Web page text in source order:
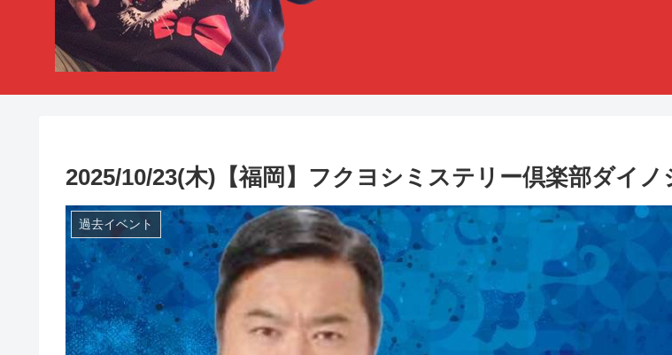
2025/10/23(木)【福岡】フクヨシミステリー倶楽部ダイ
過去イベント